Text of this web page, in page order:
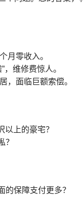
月零收入。
，维修费惊人。
，面临巨额索偿。
上的豪宅？
？
的保障支付更多？